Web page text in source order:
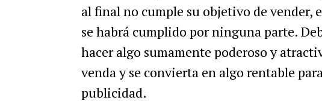
al final no cumple su objetivo de vender,
se habrá cumplido por ninguna parte.
hacer algo sumamente poderoso y
venda y se convierta en algo rentable
publicidad.